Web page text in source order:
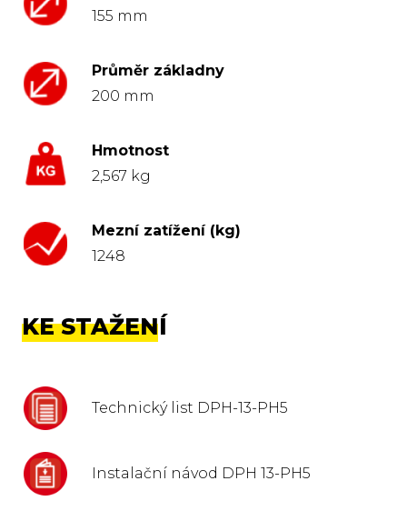
155 mm
Průměr základny
200 mm
Hmotnost
2,567 kg
Mezní zatížení (kg)
1248
KE STAŽENÍ
Technický list DPH-13-PH5
Instalační návod DPH 13-PH5